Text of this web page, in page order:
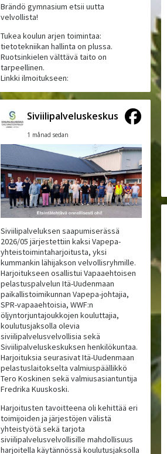
Brändö gymnasium etsii uutta
velvollista!
Tukea koulun arjen toimintaa:
tietotekniikan hallinta on plussa.
Ruotsinkielen välttävä taito on
tarpeellinen.
Linkki ilmoitukseen:
Siviilipalveluskeskus
1 månad sedan
Siviilipalveluksen saapumiserässä
2026/05 järjestettiin kaksi Vapepa-
yhteistoimintaharjoitusta, yksi
kummankin lähijakson velvollisryhmille.
Harjoitukseen osallistui Vapaaehtoisen
pelastuspalvelun Itä-Uudenmaan
paikallistoimikunnan Vapepa-johtajia,
SPR-vapaaehtoisia, WWF:n
öljyntorjuntajoukkojen kouluttajia,
koulutusjaksolla olevia
siviilipalvelusvelvollisia sekä
Siviilipalveluskeskuksen henkilökuntaa.
Harjoituksia seurasivat Itä-Uudenmaan
pelastuslaitokselta valmiuspäällikkö
Tero Koskinen sekä valmiusasiantuntija
Fredrika Kuuskoski.
Harjoitusten tavoitteena oli kehittää eri
toimijoiden ja järjestöjen välistä
yhteistyötä sekä tarjota
siviilipalvelusvelvollisille mahdollisuus
harjoitella käytännössä koulutusjaksolla